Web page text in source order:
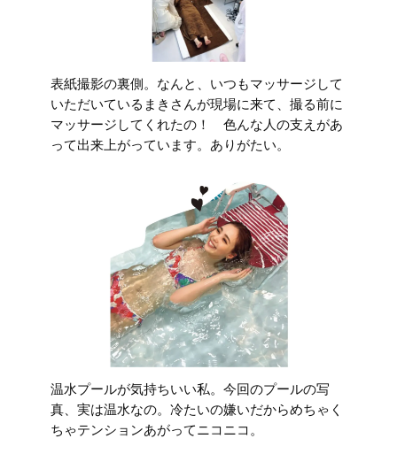
表紙撮影の裏側。なんと、いつもマッサージして
いただいているまきさんが現場に来て、撮る前に
マッサージしてくれたの！ 色んな人の支えがあ
って出来上がっています。ありがたい。
温水プールが気持ちいい私。今回のプールの写
真、実は温水なの。冷たいの嫌いだからめちゃく
ちゃテンションあがってニコニコ。